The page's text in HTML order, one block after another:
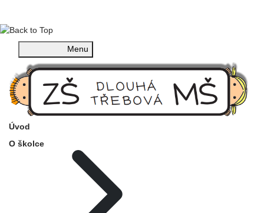
Menu
Úvod
O školce